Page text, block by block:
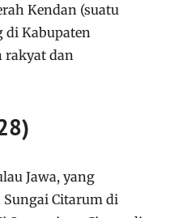
Kendan (suatu
di Kabupaten
rakyat dan
Jawa, yang
Citarum di